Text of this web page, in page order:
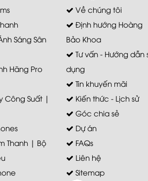
Sáng Sân
Hãng Pro
Công Suất |
Thanh | Bộ
Về chúng tôi
Định hướng Hoàng
Bảo Khoa
Tư vấn - Hướng dẫn
dụng
Tin khuyến mãi
Kiến thức - Lịch sử
Góc chia sẻ
Dự án
FAQs
Liên hệ
Sitemap